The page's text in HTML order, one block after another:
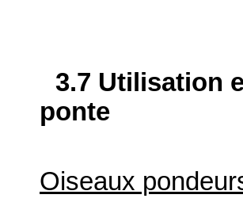
3.7 Utilisation
ponte
Oiseaux